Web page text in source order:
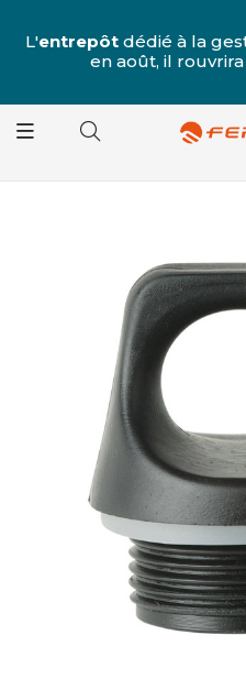
L'entrepôtdédié à la
en août, il